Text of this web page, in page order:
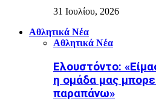
31 Ιουλίου, 2026
Αθλητικά Νέα
Αθλητικά Νέα
Ελουστόντο:
η ομάδα μας
παραπάνω»